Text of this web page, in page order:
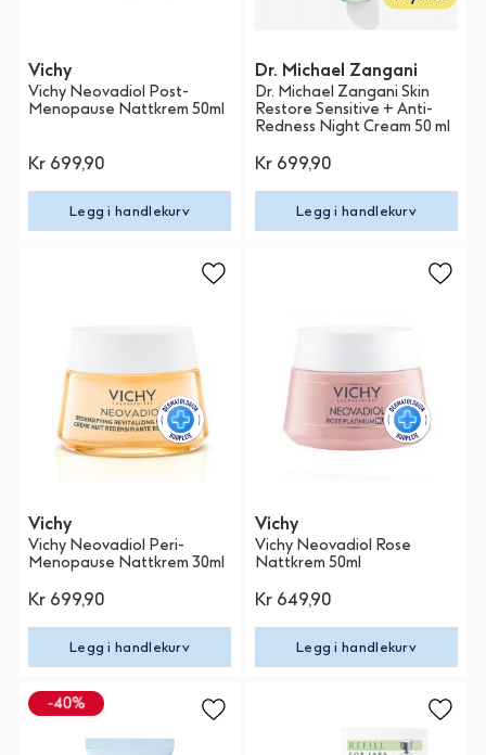
Vichy
Vichy Neovadiol Post-
Menopause Nattkrem 50ml
Kr 699,90
Legg i handlekurv
Dr. Michael Zangani
Dr. Michael Zangani Skin
Restore Sensitive + Anti-
Redness Night Cream 50 ml
Kr 699,90
Legg i handlekurv
Vichy
Vichy Neovadiol Peri-
Menopause Nattkrem 30ml
Kr 699,90
Legg i handlekurv
Vichy
Vichy Neovadiol Rose
Nattkrem 50ml
Kr 649,90
Legg i handlekurv